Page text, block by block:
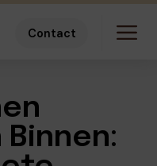
Contact